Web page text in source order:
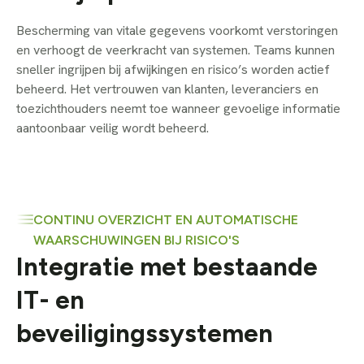
Bescherming van vitale gegevens voorkomt verstoringen
en verhoogt de veerkracht van systemen. Teams kunnen
sneller ingrijpen bij afwijkingen en risico’s worden actief
beheerd. Het vertrouwen van klanten, leveranciers en
toezichthouders neemt toe wanneer gevoelige informatie
aantoonbaar veilig wordt beheerd.
CONTINU OVERZICHT EN AUTOMATISCHE
WAARSCHUWINGEN BIJ RISICO'S
Integratie met bestaande
IT- en
beveiligingssystemen